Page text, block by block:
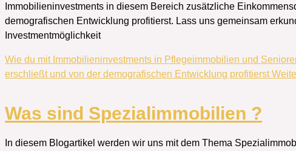
Immobilieninvestments in diesem Bereich zusätzliche
demografischen Entwicklung profitierst. Lass uns gemeinsam
Investmentmöglichkeit
Wie du mit Immobilieninvestments in Pflegeimmobilien und
erschließt und von der demografischen Entwicklung profitierst
Was sind Spezialimmobilien ?
In diesem Blogartikel werden wir uns mit dem Thema